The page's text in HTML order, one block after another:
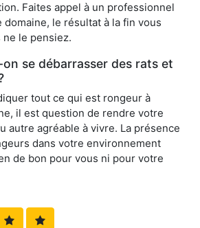
Faites appel à un professionnel
le résultat à la fin vous
le pensiez.
se débarrasser des rats et
tout ce qui est rongeur à
il est question de rendre votre
autre agréable à vivre. La présence
dans votre environnement
de bon pour vous ni pour votre